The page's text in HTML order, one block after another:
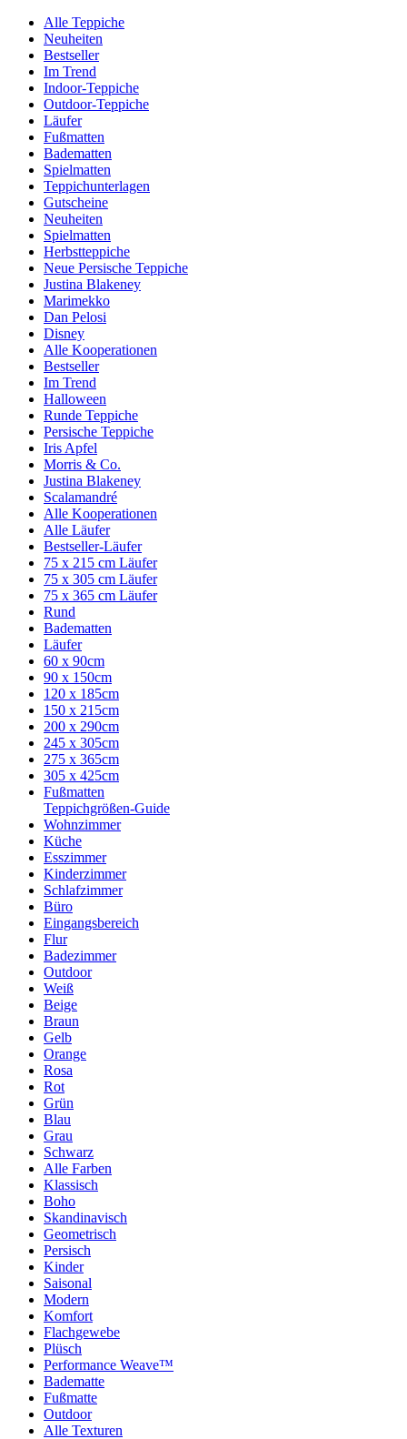
Alle Teppiche
Neuheiten
Bestseller
Im Trend
Indoor-Teppiche
Outdoor-Teppiche
Läufer
Fußmatten
Badematten
Spielmatten
Teppichunterlagen
Gutscheine
Neuheiten
Spielmatten
Herbstteppiche
Neue Persische Teppiche
Justina Blakeney
Marimekko
Dan Pelosi
Disney
Alle Kooperationen
Bestseller
Im Trend
Halloween
Runde Teppiche
Persische Teppiche
Iris Apfel
Morris & Co.
Justina Blakeney
Scalamandré
Alle Kooperationen
Alle Läufer
Bestseller-Läufer
75 x 215 cm Läufer
75 x 305 cm Läufer
75 x 365 cm Läufer
Rund
Badematten
Läufer
60 x 90cm
90 x 150cm
120 x 185cm
150 x 215cm
200 x 290cm
245 x 305cm
275 x 365cm
305 x 425cm
Fußmatten
Teppichgrößen-Guide
Wohnzimmer
Küche
Esszimmer
Kinderzimmer
Schlafzimmer
Büro
Eingangsbereich
Flur
Badezimmer
Outdoor
Weiß
Beige
Braun
Gelb
Orange
Rosa
Rot
Grün
Blau
Grau
Schwarz
Alle Farben
Klassisch
Boho
Skandinavisch
Geometrisch
Persisch
Kinder
Saisonal
Modern
Komfort
Flachgewebe
Plüsch
Performance Weave™
Badematte
Fußmatte
Outdoor
Alle Texturen